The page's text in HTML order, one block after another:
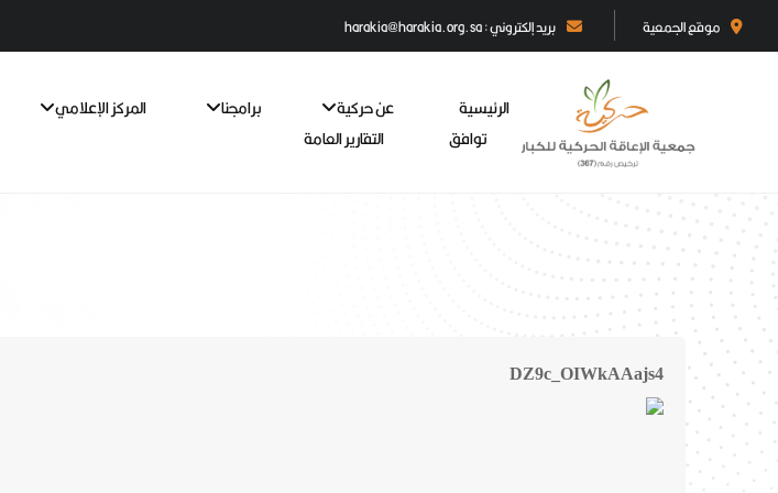
موقع الجمعية بريد إلكتروني : harakia@harakia.org.sa
الرئيسية عن حركية برامجنا المركز الإعلامي
توافق
التقارير العامة
DZ9c_OIWkAAajs4